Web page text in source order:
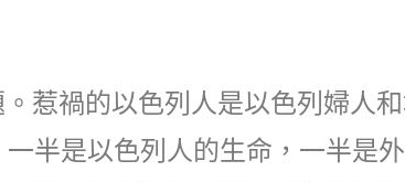
惹禍的以色列人是以色列婦人
半是以色列人的生命，一半是